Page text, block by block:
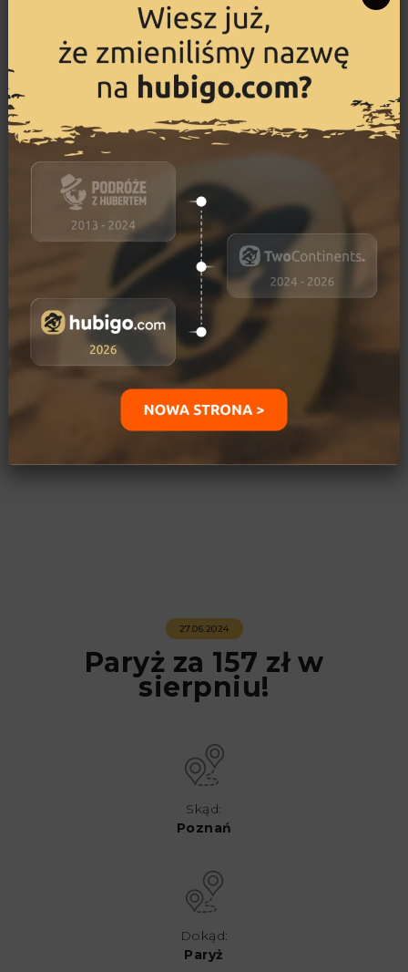
27.06.2024
Paryż za 157 zł w
sierpniu!
Skąd:
Poznań
Dokąd:
Paryż